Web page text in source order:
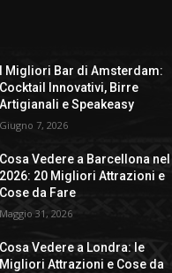
I Migliori Bar di Amsterdam:
Cocktail Innovativi, Birre
Artigianali e Speakeasy
Giugno 7, 2026
Cosa Vedere a Barcellona nel
2026: 20 Migliori Attrazioni e
Cose da Fare
Maggio 31, 2026
Cosa Vedere a Londra: le
Migliori Attrazioni e Cose da